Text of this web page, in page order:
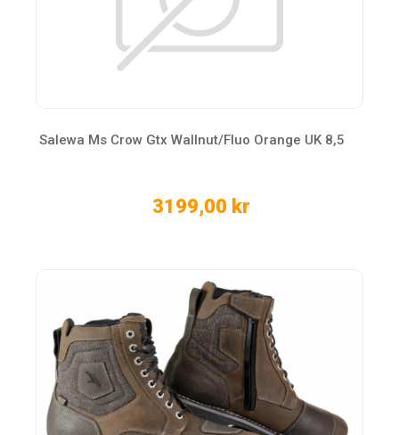
Salewa Ms Crow Gtx Wallnut/Fluo Orange UK 8,5
3199,00 kr